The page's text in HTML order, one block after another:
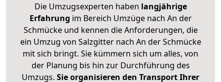
Die Umzugsexperten haben langjährige
Erfahrung im Bereich Umzüge nach An der
Schmücke und kennen die Anforderungen, die
ein Umzug von Salzgitter nach An der Schmücke
mit sich bringt. Sie kümmern sich um alles, von
der Planung bis hin zur Durchführung des
Umzugs. Sie organisieren den Transport Ihrer